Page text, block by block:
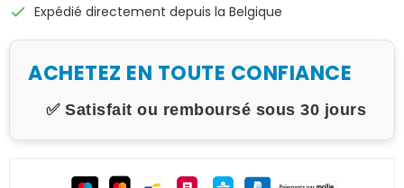
check Expédié directement depuis la Belgique
ACHETEZ EN TOUTE CONFIANCE
✅ Satisfait ou remboursé sous 30 jours